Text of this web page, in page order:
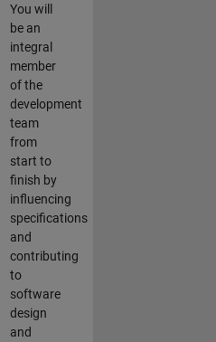
You will
be an
integral
member
of the
development
team
from
start to
finish by
influencing
specifications
and
contributing
to
software
design
and